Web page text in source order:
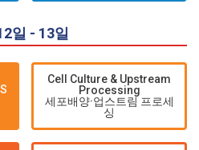
일 - 13일
Cell Culture & Upstream
Processing
세포배양·업스트림 프로세
싱